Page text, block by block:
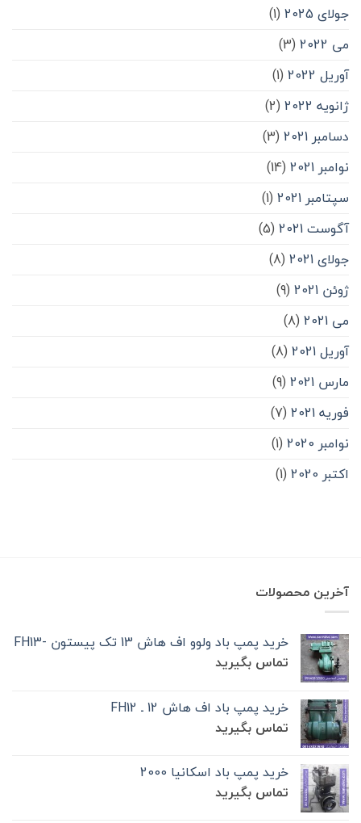
جولای 2025
(1)
می 2022
(3)
آوریل 2022
(1)
ژانویه 2022
(2)
دسامبر 2021
(3)
نوامبر 2021
(14)
سپتامبر 2021
(1)
آگوست 2021
(5)
جولای 2021
(8)
ژوئن 2021
(9)
می 2021
(8)
آوریل 2021
(8)
مارس 2021
(9)
فوریه 2021
(7)
نوامبر 2020
(1)
اکتبر 2020
(1)
آخرین محصولات
خرید پمپ باد ولوو اف هاش 13 تک‌ پیستون -FH13
تماس بگیرید
خرید پمپ باد اف هاش 12 ـ FH12
تماس بگیرید
خرید پمپ باد اسکانیا 2000
تماس بگیرید